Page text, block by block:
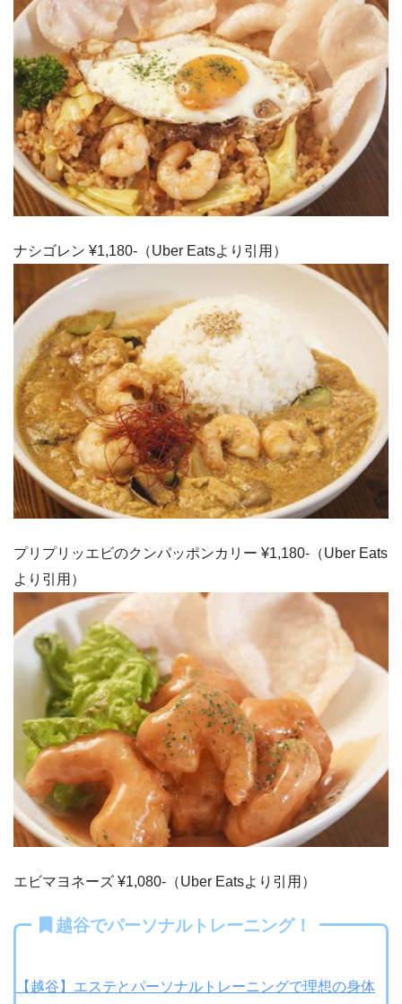
ナシゴレン ¥1,180-（Uber Eatsより引用）
プリプリッエビのクンパッポンカリー ¥1,180-（Uber Eats
より引用）
エビマヨネーズ ¥1,080-（Uber Eatsより引用）
越谷でパーソナルトレーニング！
【越谷】エステとパーソナルトレーニングで理想の身体